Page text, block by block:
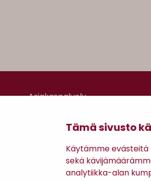
Tämä sivusto
Käytämme evästeitä
sekä
analytiikka-alan
Asiakaspalvelu
Gomee Ratsula Café